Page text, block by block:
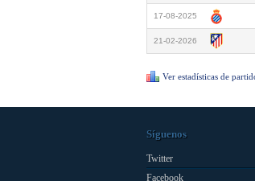
17-08-2025
21-02-2026
Ver estadísticas de
Síguenos
Twitter
Facebook